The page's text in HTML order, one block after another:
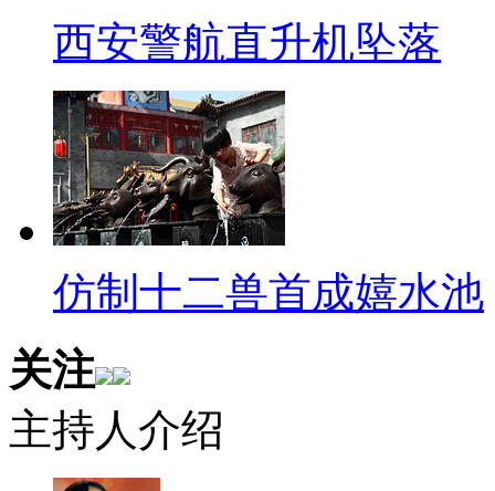
以执法力量差远了 (有交警和协
【同期声】建外永安里路口
记者：这个路口没有(被罚行
文明督导员：没有
记者：为什么这个路口没有
文明督导员：这不加强(执法
【解说】北京市交管局有关负
灯现象，但整治行人、非机动车
记者张楠 康登淋北京报道
西安警航直升机坠落
仿制十二兽首成嬉水池
关注
主持人介绍